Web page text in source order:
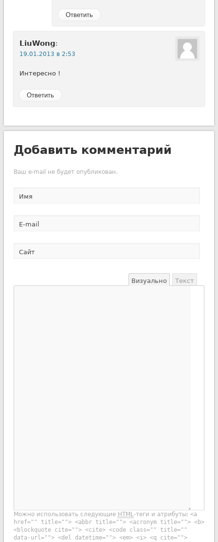
Ответить
LiuWong:
19.01.2013 в 2:53
Интересно !
Ответить
Добавить комментарий
Ваш e-mail не будет опубликован.
Имя
E-mail
Сайт
Текст
Визуально
Можно использовать следующие HTML-теги и атрибуты: <a
href="" title=""> <abbr title=""> <acronym title=""> <b>
<blockquote cite=""> <cite> <code class="" title=""
data-url=""> <del datetime=""> <em> <i> <q cite="">